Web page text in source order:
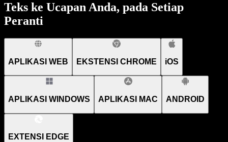
Teks ke Ucapan Anda, pada Setiap
Peranti
APLIKASI WEB EKSTENSI CHROME iOS
APLIKASI WINDOWS APLIKASI MAC ANDROID
EXTENSI EDGE